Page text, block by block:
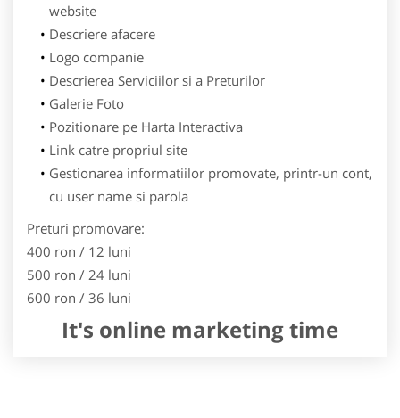
website
Descriere afacere
Logo companie
Descrierea Serviciilor si a Preturilor
Galerie Foto
Pozitionare pe Harta Interactiva
Link catre propriul site
Gestionarea informatiilor promovate, printr-un cont,
cu user name si parola
Preturi promovare:
400 ron / 12 luni
500 ron / 24 luni
600 ron / 36 luni
It's online marketing time